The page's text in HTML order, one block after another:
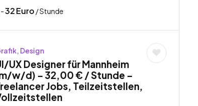
-32Euro / Stunde
Design
UX Designer für Mannheim
w/d) – 32,00 € / Stunde –
Jobs, Teilzeitstellen,